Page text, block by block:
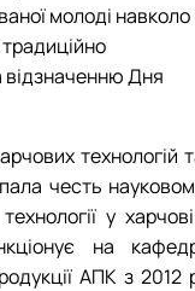
молоді навколо
відзначенню Дня
технологій
честь
у
на
АПК з 2012